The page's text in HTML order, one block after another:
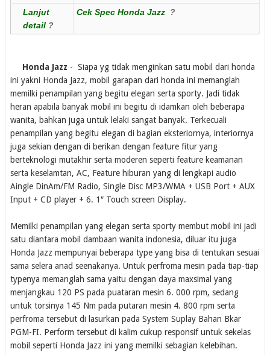
Lanjut
detail ?
Cek Spec Honda Jazz ?
Honda Jazz - Siapa yg tidak menginkan satu mobil dari honda
ini yakni Honda Jazz, mobil garapan dari honda ini memanglah
memilki penampilan yang begitu elegan serta sporty. Jadi tidak
heran apabila banyak mobil ini begitu di idamkan oleh beberapa
wanita, bahkan juga untuk lelaki sangat banyak. Terkecuali
penampilan yang begitu elegan di bagian eksteriornya, interiornya
juga sekian dengan di berikan dengan feature fitur yang
berteknologi mutakhir serta moderen seperti feature keamanan
serta keselamtan, AC, Feature hiburan yang di lengkapi audio
Aingle DinAm/FM Radio, Single Disc MP3/WMA + USB Port + AUX
Input + CD player + 6. 1″ Touch screen Display.
Memilki penampilan yang elegan serta sporty membut mobil ini jadi
satu diantara mobil dambaan wanita indonesia, diluar itu juga
Honda Jazz mempunyai beberapa type yang bisa di tentukan sesuai
sama selera anad seenakanya. Untuk perfroma mesin pada tiap-tiap
typenya memanglah sama yaitu dengan daya maxsimal yang
menjangkau 120 PS pada puataran mesin 6. 000 rpm, sedang
untuk torsinya 145 Nm pada putaran mesin 4. 800 rpm serta
perfroma tersebut di lasurkan pada System Suplay Bahan Bkar
PGM-FI. Perform tersebut di kalim cukup responsif untuk sekelas
mobil seperti Honda Jazz ini yang memilki sebagian kelebihan.